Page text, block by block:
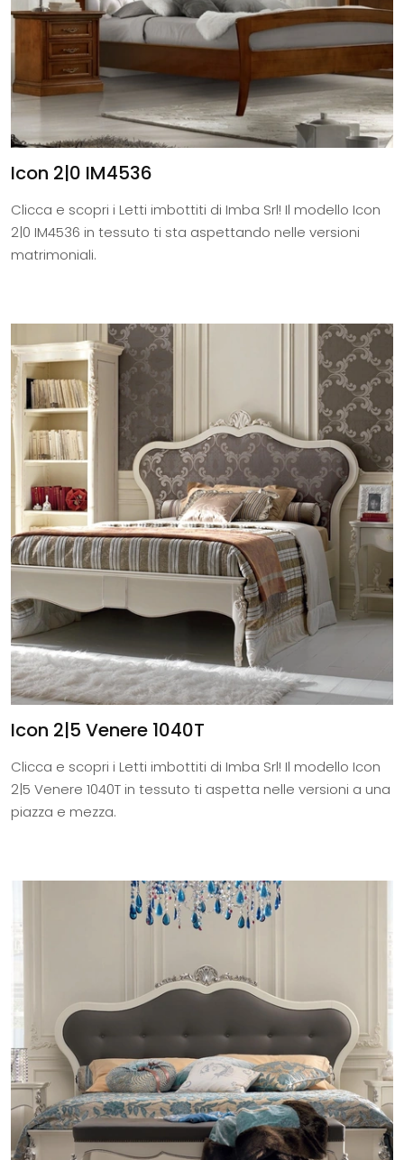
Icon 2|0 IM4536
Clicca e scopri i Letti imbottiti di Imba Srl! Il modello Icon
2|0 IM4536 in tessuto ti sta aspettando nelle versioni
matrimoniali.
Icon 2|5 Venere 1040T
Clicca e scopri i Letti imbottiti di Imba Srl! Il modello Icon
2|5 Venere 1040T in tessuto ti aspetta nelle versioni a una
piazza e mezza.